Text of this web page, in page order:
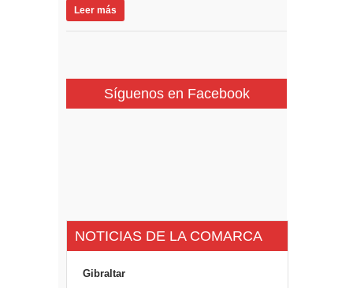
Leer más
Síguenos en Facebook
NOTICIAS DE LA COMARCA
Gibraltar